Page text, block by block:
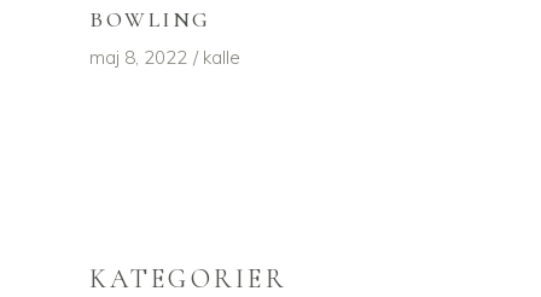
BOWLING
maj 8, 2022 kalle
KATEGORIER